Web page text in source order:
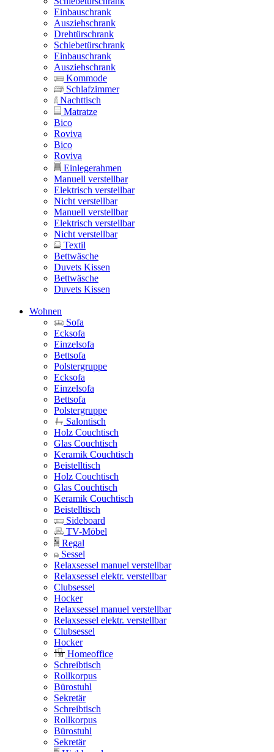
Einbauschrank
Ausziehschrank
Drehtürschrank
Schiebetürschrank
Einbauschrank
Ausziehschrank
Kommode
Schlafzimmer
Nachttisch
Matratze
Bico
Roviva
Bico
Roviva
Einlegerahmen
Manuell verstellbar
Elektrisch verstellbar
Nicht verstellbar
Manuell verstellbar
Elektrisch verstellbar
Nicht verstellbar
Textil
Bettwäsche
Duvets Kissen
Bettwäsche
Duvets Kissen
Wohnen
Sofa
Ecksofa
Einzelsofa
Bettsofa
Polstergruppe
Ecksofa
Einzelsofa
Bettsofa
Polstergruppe
Salontisch
Holz Couchtisch
Glas Couchtisch
Keramik Couchtisch
Beistelltisch
Holz Couchtisch
Glas Couchtisch
Keramik Couchtisch
Beistelltisch
Sideboard
TV-Möbel
Regal
Sessel
Relaxsessel manuel verstellbar
Relaxsessel elektr. verstellbar
Clubsessel
Hocker
Relaxsessel manuel verstellbar
Relaxsessel elektr. verstellbar
Clubsessel
Hocker
Homeoffice
Schreibtisch
Rollkorpus
Bürostuhl
Sekretär
Schreibtisch
Rollkorpus
Bürostuhl
Sekretär